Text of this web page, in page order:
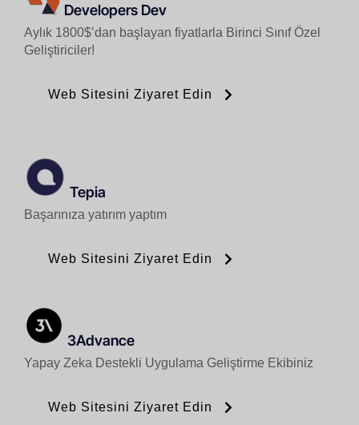
Developers Dev
Aylık 1800$’dan başlayan fiyatlarla Birinci Sınıf Özel
Geliştiriciler!
Web Sitesini Ziyaret Edin
Tepia
Başarınıza yatırım yaptım
Web Sitesini Ziyaret Edin
3Advance
Yapay Zeka Destekli Uygulama Geliştirme Ekibiniz
Web Sitesini Ziyaret Edin